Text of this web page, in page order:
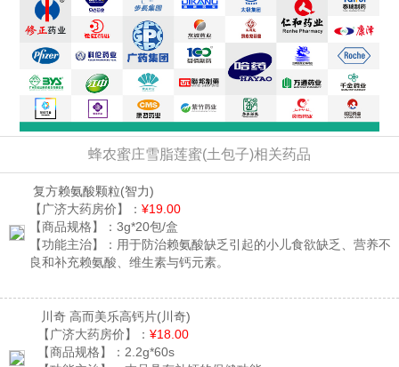
蜂农蜜庄雪脂莲蜜(土包子)相关药品
复方赖氨酸颗粒(智力)
【广济大药房价】： ¥19.00
【商品规格】： 3g*20包/盒
【功能主治】： 用于防治赖氨酸缺乏引起的小儿食欲缺乏、营养不
良和补充赖氨酸、维生素与钙元素。
川奇 高而美乐高钙片(川奇)
【广济大药房价】： ¥18.00
【商品规格】： 2.2g*60s